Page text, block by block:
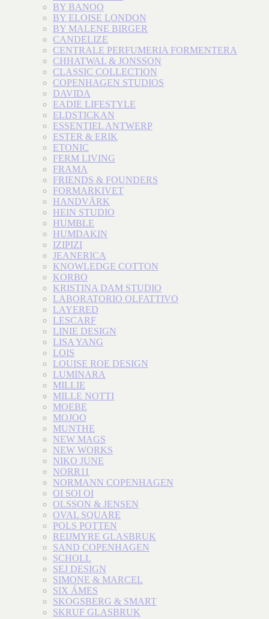
BY BANOO
BY ELOISE LONDON
BY MALENE BIRGER
CANDELIZE
CENTRALE PERFUMERIA FORMENTERA
CHHATWAL & JONSSON
CLASSIC COLLECTION
COPENHAGEN STUDIOS
DAVIDA
EADIE LIFESTYLE
ELDSTICKAN
ESSENTIEL ANTWERP
ESTER & ERIK
ETONIC
FERM LIVING
FRAMA
FRIENDS & FOUNDERS
FORMARKIVET
HANDVÄRK
HEIN STUDIO
HUMBLE
HUMDAKIN
IZIPIZI
JEANERICA
KNOWLEDGE COTTON
KORBO
KRISTINA DAM STUDIO
LABORATORIO OLFATTIVO
LAYERED
LESCARF
LINIE DESIGN
LISA YANG
LOIS
LOUISE ROE DESIGN
LUMINARA
MILLIE
MILLE NOTTI
MOEBE
MOJOO
MUNTHE
NEW MAGS
NEW WORKS
NIKO JUNE
NORR11
NORMANN COPENHAGEN
OI SOI OI
OLSSON & JENSEN
OVAL SQUARE
POLS POTTEN
REIJMYRE GLASBRUK
SAND COPENHAGEN
SCHOLL
SEJ DESIGN
SIMONE & MARCEL
SIX ÁMES
SKOGSBERG & SMART
SKRUF GLASBRUK